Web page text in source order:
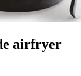
airfryer